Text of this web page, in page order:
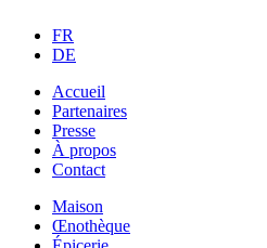
FR
DE
Accueil
Partenaires
Presse
À propos
Contact
Maison
Œnothèque